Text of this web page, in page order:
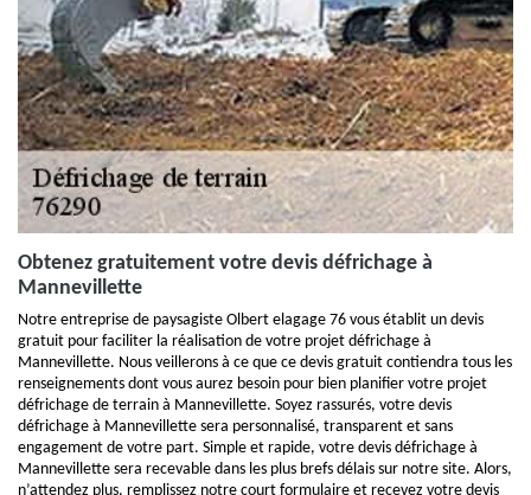
Obtenez gratuitement votre devis défrichage à
Mannevillette
Notre entreprise de paysagiste Olbert elagage 76 vous établit un devis
gratuit pour faciliter la réalisation de votre projet défrichage à
Mannevillette. Nous veillerons à ce que ce devis gratuit contiendra tous les
renseignements dont vous aurez besoin pour bien planifier votre projet
défrichage de terrain à Mannevillette. Soyez rassurés, votre devis
défrichage à Mannevillette sera personnalisé, transparent et sans
engagement de votre part. Simple et rapide, votre devis défrichage à
Mannevillette sera recevable dans les plus brefs délais sur notre site. Alors,
n’attendez plus, remplissez notre court formulaire et recevez votre devis